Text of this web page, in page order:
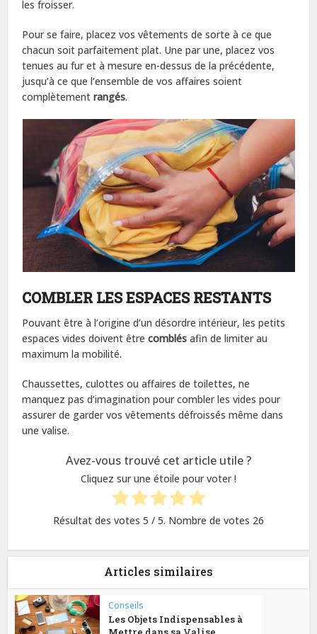
les froisser.
Pour se faire, placez vos vêtements de sorte à ce que
chacun soit parfaitement plat. Une par une, placez vos
tenues au fur et à mesure en-dessus de la précédente,
jusqu’à ce que l’ensemble de vos affaires soient
complètementrangés.
COMBLER LES ESPACES RESTANTS
Pouvant être à l’origine d’un désordre intérieur, les petits
espaces vides doivent êtrecomblés afin de limiter au
maximum la mobilité.
Chaussettes, culottes ou affaires de toilettes, ne
manquez pas d’imagination pour combler les vides pour
assurer de garder vos vêtements défroissés même dans
une valise.
Avez-vous trouvé cet article utile ?
Cliquez sur une étoile pour voter !
Résultat des votes 5 / 5. Nombre de votes 26
Articles similaires
Conseils
Les Objets Indispensables à